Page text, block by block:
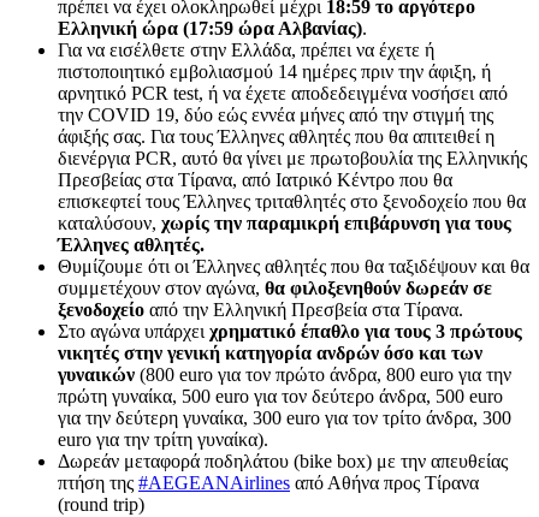
πρέπει να έχει ολοκληρωθεί μέχρι 18:59 το αργότερο
Ελληνική ώρα (17:59 ώρα Αλβανίας).
Για να εισέλθετε στην Ελλάδα, πρέπει να έχετε ή
πιστοποιητικό εμβολιασμού 14 ημέρες πριν την άφιξη, ή
αρνητικό PCR test, ή να έχετε αποδεδειγμένα νοσήσει από
την COVID 19, δύο εώς εννέα μήνες από την στιγμή της
άφιξής σας. Για τους Έλληνες αθλητές που θα απιτειθεί η
διενέργια PCR, αυτό θα γίνει με πρωτοβουλία της Ελληνικής
Πρεσβείας στα Τίρανα, από Ιατρικό Κέντρο που θα
επισκεφτεί τους Έλληνες τριταθλητές στο ξενοδοχείο που θα
καταλύσουν, χωρίς την παραμικρή επιβάρυνση για τους
Έλληνες αθλητές.
Θυμίζουμε ότι οι Έλληνες αθλητές που θα ταξιδέψουν και θα
συμμετέχουν στον αγώνα, θα φιλοξενηθούν δωρεάν σε
ξενοδοχείο από την Ελληνική Πρεσβεία στα Τίρανα.
Στο αγώνα υπάρχειχρηματικό έπαθλο για τους 3 πρώτους
νικητές στην γενική κατηγορία ανδρών όσο και των
γυναικών (800 euro για τον πρώτο άνδρα, 800 euro για την
πρώτη γυναίκα, 500 euro για τον δεύτερο άνδρα, 500 euro
για την δεύτερη γυναίκα, 300 euro για τον τρίτο άνδρα, 300
euro για την τρίτη γυναίκα).
Δωρεάν μεταφορά ποδηλάτου (bike box) με την απευθείας
πτήση της #AEGEANAirlines από Αθήνα προς Τίρανα
(round trip)